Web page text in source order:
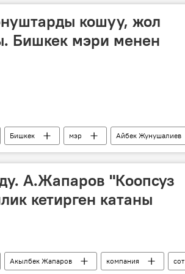
кошуу, жол
Бишкек мэри менен
Бишкек мэр
Айбек Жунушалиев
ыш базар бекет
А.Жапаров "Коопсуз
кетирген катаны
Акылбек Жапаров компания сот